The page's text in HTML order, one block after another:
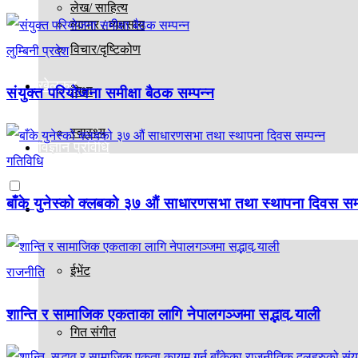
लेख/ साहित्य
विचार/दृष्टिकोण
शिक्षा
स्वास्थ्य
व्यापार / व्यवसाय
खेलकुद
विज्ञान प्रविधि
मनोरञ्जन
ईभेंट
गित संगीत
लुम्बिनी प्रदेश
संयुक्त परियोजना समीक्षा बैठक सम्पन्न
गतिविधि
बाँके युनेस्को क्लबको ३७ औं साधारणसभा तथा स्थापना दिवस
राजनीति
शान्ति र सामाजिक एकताका लागि नेपालगञ्जमा सद्भाव र्‍याली